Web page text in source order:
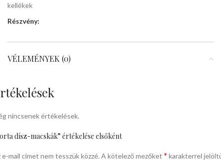
kellékek
Részvény:
VÉLEMÉNYEK (0)
nincsenek értékelések.
dísz-macskák” értékelése elsőként
e-mail címet nem tesszük közzé. A kötelező mezőket * karakterrel